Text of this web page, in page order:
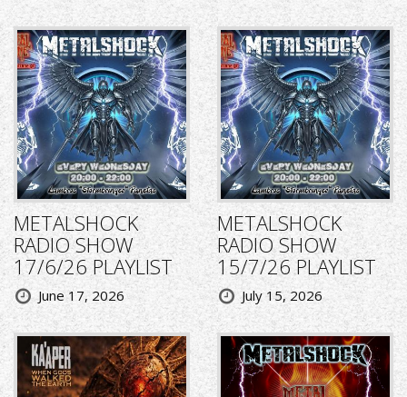
METALSHOCK
RADIO SHOW
17/6/26 PLAYLIST
June 17, 2026
METALSHOCK
RADIO SHOW
15/7/26 PLAYLIST
July 15, 2026